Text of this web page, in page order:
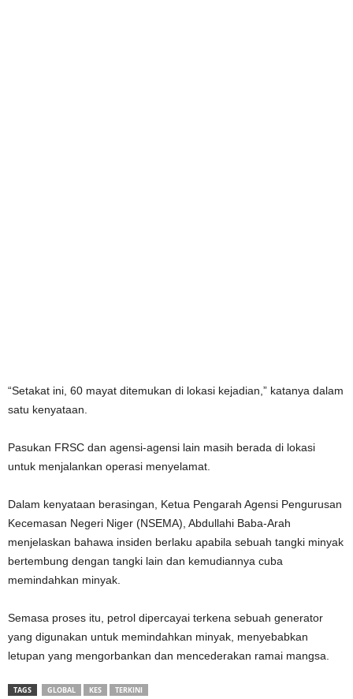
“Setakat ini, 60 mayat ditemukan di lokasi kejadian,” katanya dalam
satu kenyataan.
Pasukan FRSC dan agensi-agensi lain masih berada di lokasi
untuk menjalankan operasi menyelamat.
Dalam kenyataan berasingan, Ketua Pengarah Agensi Pengurusan
Kecemasan Negeri Niger (NSEMA), Abdullahi Baba-Arah
menjelaskan bahawa insiden berlaku apabila sebuah tangki minyak
bertembung dengan tangki lain dan kemudiannya cuba
memindahkan minyak.
Semasa proses itu, petrol dipercayai terkena sebuah generator
yang digunakan untuk memindahkan minyak, menyebabkan
letupan yang mengorbankan dan mencederakan ramai mangsa.
TAGS GLOBAL KES TERKINI